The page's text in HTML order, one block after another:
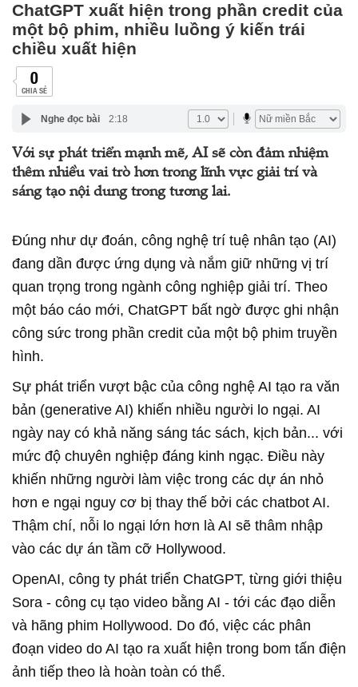
ChatGPT xuất hiện trong phần credit của
một bộ phim, nhiều luồng ý kiến trái
chiều xuất hiện
0
CHIA SẺ
Nghe đọc bài 2:18
Với sự phát triển mạnh mẽ, AI sẽ còn đảm nhiệm
thêm nhiều vai trò hơn trong lĩnh vực giải trí và
sáng tạo nội dung trong tương lai.
Đúng như dự đoán, công nghệ trí tuệ nhân tạo (AI)
đang dần được ứng dụng và nắm giữ những vị trí
quan trọng trong ngành công nghiệp giải trí. Theo
một báo cáo mới, ChatGPT bất ngờ được ghi nhận
công sức trong phần credit của một bộ phim truyền
hình.
Sự phát triển vượt bậc của công nghệ AI tạo ra văn
bản (generative AI) khiến nhiều người lo ngại. AI
ngày nay có khả năng sáng tác sách, kịch bản... với
mức độ chuyên nghiệp đáng kinh ngạc. Điều này
khiến những người làm việc trong các dự án nhỏ
hơn e ngại nguy cơ bị thay thế bởi các chatbot AI.
Thậm chí, nỗi lo ngại lớn hơn là AI sẽ thâm nhập
vào các dự án tầm cỡ Hollywood.
OpenAI, công ty phát triển ChatGPT, từng giới thiệu
Sora - công cụ tạo video bằng AI - tới các đạo diễn
và hãng phim Hollywood. Do đó, việc các phân
đoạn video do AI tạo ra xuất hiện trong bom tấn điện
ảnh tiếp theo là hoàn toàn có thể.